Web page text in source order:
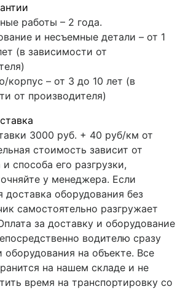
работы – 2 года.
и несъемные детали – от 1
(в зависимости от
корпус – от 3 до 10 лет (в
от производителя)
3000 руб. + 40 руб/км от
стоимость зависит от
способа его разгрузки,
у менеджера. Если
доставка оборудования без
самостоятельно разгружает
за доставку и оборудование
водителю сразу
оборудования на объекте. Все
на нашем складе и не
время на транспортировку со